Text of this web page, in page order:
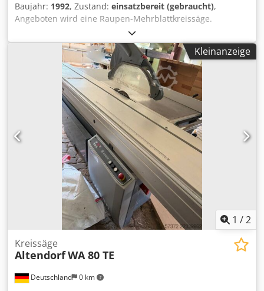
Baujahr: 1992, Zustand: einsatzbereit (gebraucht),
Angeboten wird eine Raupen-Mehrblattkreissäge.
Schnittbreite: 230mm, max. Durchlassbreite: 650mm, max.
Schnitthöhe: 130mm, Sägewellendurchmesser: 65mm,
min. Werkstücklänge: 450mm, Sägewellendrehzahl:
3900U/min, Arbeitshöhe: 850mm, max. Vorschub:
48m/min. Abmessungen: ca. 2700mm/1900mm/2000mm,
Gewicht: ca. 2500kg. Besichtigung nach Absprache
möglich. Crsdezl U Idepfx Aamef
Kleinanzeige
1 /2
Deutschland 0 km
Kreissäge
AltendorfWA 80 TE